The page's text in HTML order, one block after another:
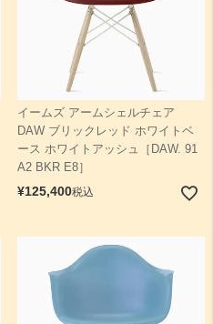
イームズ アームシェルチェア
DAW ブリックレッド ホワイトベ
ース ホワイトアッシュ［DAW. 91
A2 BKR E8］
¥125,400税込